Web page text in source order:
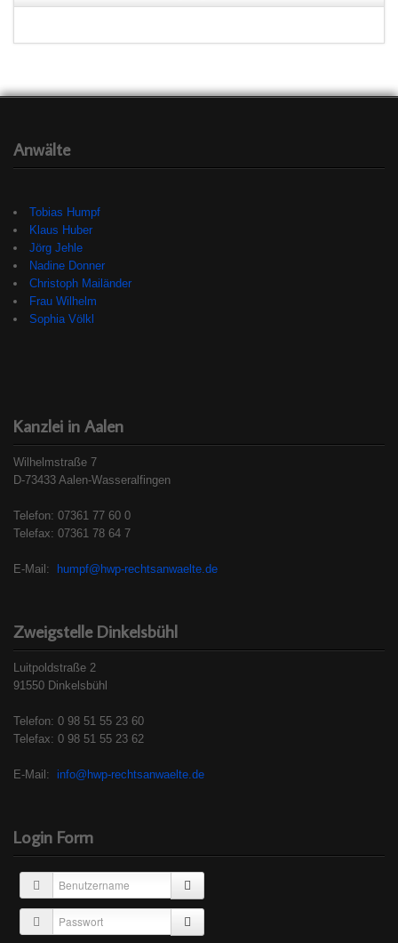
Anwälte
Tobias Humpf
Klaus Huber
Jörg Jehle
Nadine Donner
Christoph Mailänder
Frau Wilhelm
Sophia Völkl
Kanzlei in Aalen
Wilhelmstraße 7
D-73433 Aalen-Wasseralfingen
Telefon: 07361 77 60 0
Telefax: 07361 78 64 7
E-Mail: humpf@hwp-rechtsanwaelte.de
Zweigstelle Dinkelsbühl
Luitpoldstraße 2
91550 Dinkelsbühl
Telefon: 0 98 51 55 23 60
Telefax: 0 98 51 55 23 62
E-Mail: info@hwp-rechtsanwaelte.de
Login Form